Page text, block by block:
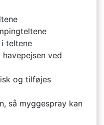
teltene
ved
og tilføjes
så myggespray kan